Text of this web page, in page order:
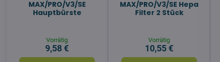
MAX/PRO/V3/SE
Hauptbürste
Vorrätig
9,58 €
MAX/PRO/V3/SE Hepa
Filter 2 Stück
Vorrätig
10,55 €